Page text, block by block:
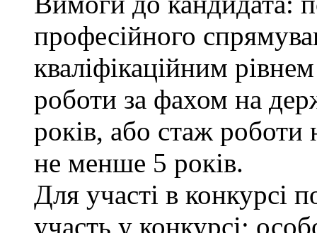
професійного
кваліфікаційним
роботи за фахом на
років, або стаж роботи
не менше 5 років.
Для участі в конкурсі
участь у конкурсі;